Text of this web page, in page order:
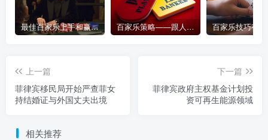
最佳百家乐上手和赢钱指南 – 终极版 百家乐策略——跟人胜过跟路
上一篇
菲律宾移民局开始严查菲女
持结婚证与外国丈夫出境
下一篇
菲律宾政府主权基金计划投
资可再生能源领域
相关推荐